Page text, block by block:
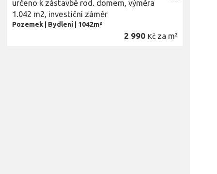
určeno k zástavbě rod. domem, výměra
1.042 m2, investiční záměr
Pozemek Bydlení 1042m²
2 990 Kč za m²